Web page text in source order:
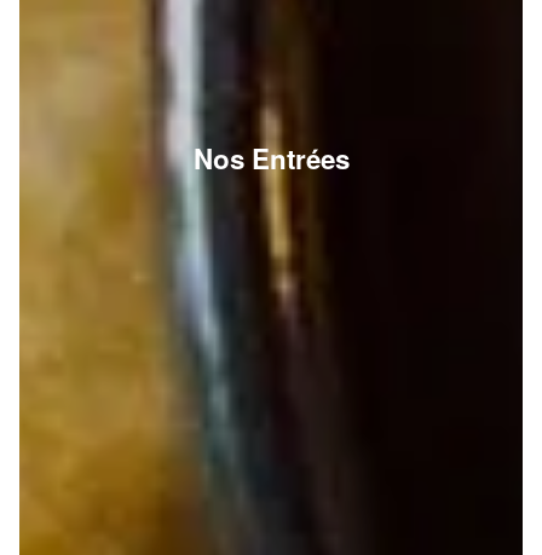
Nos Entrées